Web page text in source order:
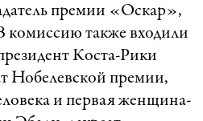
премии «Оскар»,
комиссию также входили
Коста-Рики
Нобелевской премии,
и первая женщина-